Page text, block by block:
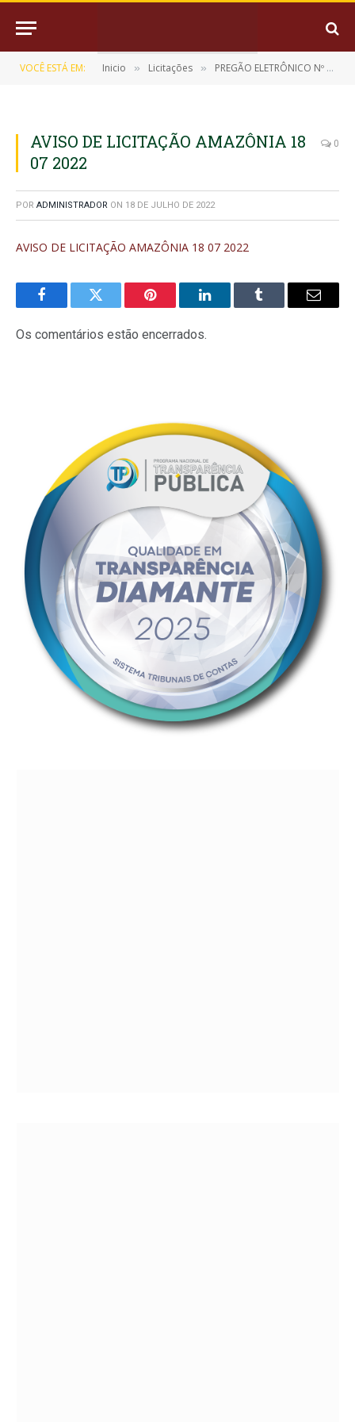
VOCÊ ESTÁ EM: Inicio » Licitações » PREGÃO ELETRÔNICO Nº 022/2022-SRP (REGISTRO DE PREÇO PARA EVENTUAL CONFECÇÃO DE MATERIAL GRÁFICO)
AVISO DE LICITAÇÃO AMAZÔNIA 18
07 2022
0
POR ADMINISTRADOR ON 18 DE JULHO DE 2022
AVISO DE LICITAÇÃO AMAZÔNIA 18 07 2022
FacebookTwitter Pinterest LinkedInTumblr
E-
Os comentários estão encerrados.